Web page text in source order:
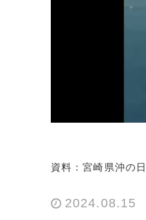
資料：宮崎県沖の
2024.08.15